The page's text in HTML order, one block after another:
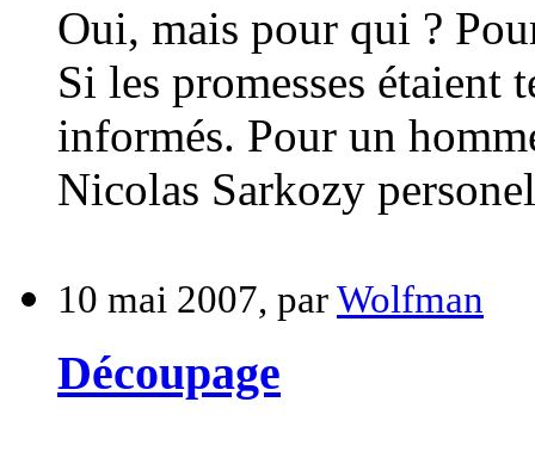
Oui, mais pour qui ?
Si les promesses étaient
informés. Pour un
Nicolas Sarkozy
10 mai 2007, parWolfman
Découpage